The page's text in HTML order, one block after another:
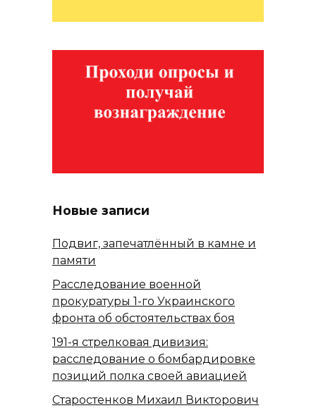
Новые записи
Подвиг, запечатлённый в камне и
памяти
Расследование военной
прокуратуры 1-го Украинского
фронта об обстоятельствах боя
191-я стрелковая дивизия:
расследование о бомбардировке
позиций полка своей авиацией
Старостенков Михаил Викторович